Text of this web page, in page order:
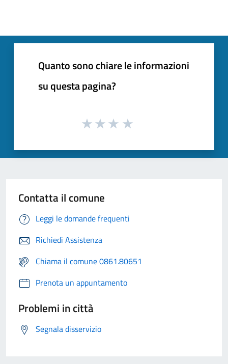
Quanto sono chiare le informazioni
su questa pagina?
Contatta il comune
Leggi le domande frequenti
Richiedi Assistenza
Chiama il comune 0861.80651
Prenota un appuntamento
Problemi in città
Segnala disservizio